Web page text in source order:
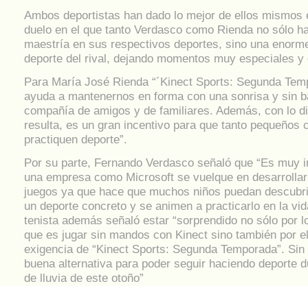
Ambos deportistas han dado lo mejor de ellos mismos
duelo en el que tanto Verdasco como Rienda no sólo
maestría en sus respectivos deportes, sino una
deporte del rival, dejando momentos muy especiales
Para María José Rienda “´Kinect Sports: Segunda
ayuda a mantenernos en forma con una sonrisa y sin
compañía de amigos y de familiares. Además, con lo
resulta, es un gran incentivo para que tanto pequeños
practiquen deporte”.
Por su parte, Fernando Verdasco señaló que “Es muy
una empresa como Microsoft se vuelque en
juegos ya que hace que muchos niños puedan
un deporte concreto y se animen a practicarlo en la
tenista además señaló estar “sorprendido no sólo por
que es jugar sin mandos con Kinect sino también por
exigencia de “Kinect Sports: Segunda Temporada”.
buena alternativa para poder seguir haciendo deporte
de lluvia de este otoño”